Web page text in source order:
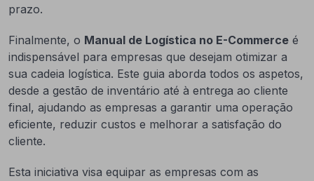
prazo.
Finalmente, o Manual de Logística no E-Commerce é
indispensável para empresas que desejam otimizar a
sua cadeia logística. Este guia aborda todos os aspetos,
desde a gestão de inventário até à entrega ao cliente
final, ajudando as empresas a garantir uma operação
eficiente, reduzir custos e melhorar a satisfação do
cliente.
Esta iniciativa visa equipar as empresas com as